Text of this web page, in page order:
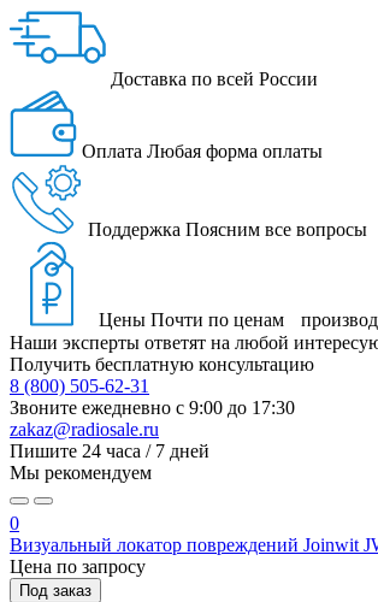
Доставка по всей России
Оплата Любая форма оплаты
Поддержка Поясним все вопросы
Цены Почти по ценам
Наши эксперты ответят на любой
Получить бесплатную консультацию
8 (800) 505-62-31
Звоните ежедневно с 9:00 до 17:30
zakaz@radiosale.ru
Пишите 24 часа / 7 дней
Мы рекомендуем
0
Визуальный локатор повреждений Joinwit
Цена по запросу
Под заказ